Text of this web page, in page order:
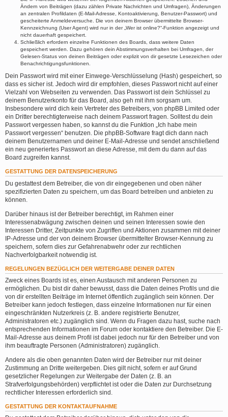
Ändern von Beiträgen (dazu zählen Private Nachrichten und Umfragen), Änderungen
an zentralen Profildaten (E-Mail-Adresse, Kontoaktivierung, Benutzer-Passwort) und
gescheiterte Anmeldeversuche. Die von deinem Browser übermittelte Browser-
Kennzeichnung (User Agent) wird nur in der „Wer ist online?“-Funktion angezeigt und
nicht dauerhaft gespeichert.
Schließlich erfordern einzelne Funktionen des Boards, dass weitere Daten
gespeichert werden. Dazu gehören dein Abstimmungsverhalten bei Umfragen, der
Gelesen-Status von deinen Beiträgen oder explizit von dir gesetzte Lesezeichen oder
Benachrichtigungsfunktionen.
Dein Passwort wird mit einer Einwege-Verschlüsselung (Hash) gespeichert, so
dass es sicher ist. Jedoch wird dir empfohlen, dieses Passwort nicht auf einer
Vielzahl von Webseiten zu verwenden. Das Passwort ist dein Schlüssel zu
deinem Benutzerkonto für das Board, also geh mit ihm sorgsam um.
Insbesondere wird dich kein Vertreter des Betreibers, von phpBB Limited oder
ein Dritter berechtigterweise nach deinem Passwort fragen. Solltest du dein
Passwort vergessen haben, so kannst du die Funktion „Ich habe mein
Passwort vergessen“ benutzen. Die phpBB-Software fragt dich dann nach
deinem Benutzernamen und deiner E-Mail-Adresse und sendet anschließend
ein neu generiertes Passwort an diese Adresse, mit dem du dann auf das
Board zugreifen kannst.
GESTATTUNG DER DATENSPEICHERUNG
Du gestattest dem Betreiber, die von dir eingegebenen und oben näher
spezifizierten Daten zu speichern, um das Board betreiben und anbieten zu
können.
Darüber hinaus ist der Betreiber berechtigt, im Rahmen einer
Interessenabwägung zwischen deinen und seinen Interessen sowie den
Interessen Dritter, Zeitpunkte von Zugriffen und Aktionen zusammen mit deiner
IP-Adresse und der von deinem Browser übermittelter Browser-Kennung zu
speichern, sofern dies zur Gefahrenabwehr oder zur rechtlichen
Nachverfolgbarkeit notwendig ist.
REGELUNGEN BEZÜGLICH DER WEITERGABE DEINER DATEN
Zweck eines Boards ist es, einen Austausch mit anderen Personen zu
ermöglichen. Du bist dir daher bewusst, dass die Daten deines Profils und die
von dir erstellten Beiträge im Internet öffentlich zugänglich sein können. Der
Betreiber kann jedoch festlegen, dass einzelne Informationen nur für einen
eingeschränkten Nutzerkreis (z. B. andere registrierte Benutzer,
Administratoren etc.) zugänglich sind. Wenn du Fragen dazu hast, suche nach
entsprechenden Informationen im Forum oder kontaktiere den Betreiber. Die E-
Mail-Adresse aus deinem Profil ist dabei jedoch nur für den Betreiber und von
ihm beauftragte Personen (Administratoren) zugänglich.
Andere als die oben genannten Daten wird der Betreiber nur mit deiner
Zustimmung an Dritte weitergeben. Dies gilt nicht, sofern er auf Grund
gesetzlicher Regelungen zur Weitergabe der Daten (z. B. an
Strafverfolgungsbehörden) verpflichtet ist oder die Daten zur Durchsetzung
rechtlicher Interessen erforderlich sind.
GESTATTUNG DER KONTAKTAUFNAHME